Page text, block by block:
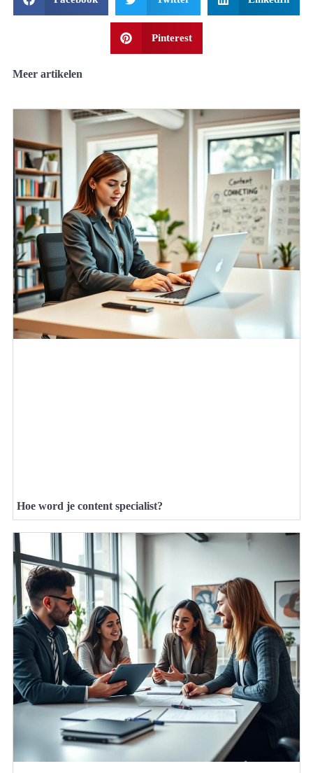
Pinterest
Meer artikelen
Hoe word je content specialist?